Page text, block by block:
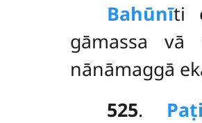
Bahūnīti
gāmassa vā
nānāmaggā
525.